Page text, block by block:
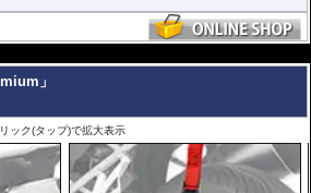
」
ック(タップ)で拡大表示